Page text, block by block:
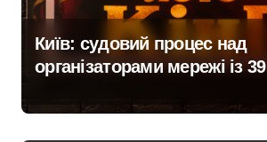
Київ: судовий процес над
організаторами мережі із 39